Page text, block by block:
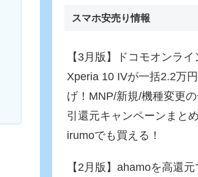
電！
スマホ安売り情報
【3月版】ドコモオンライ
Xperia 10 IVが一括2.2万
げ！MNP/新規/機種変更
引還元キャンペーンまと
irumoでも買える！
【2月版】ahamoを高還